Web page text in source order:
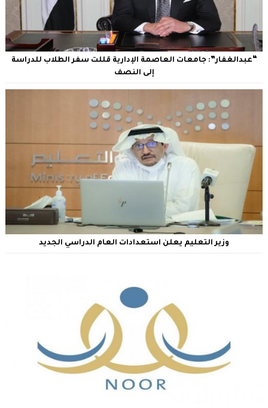
“عبدالغفار”: جامعات العاصمة الإدارية قللت سفر الطلاب للدراسة
إلى النصف
وزير التعليم يعلن استعدادات العام الدراسي الجديد